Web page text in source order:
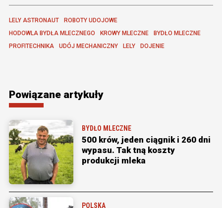
LELY ASTRONAUT
ROBOTY UDOJOWE
HODOWLA BYDŁA MLECZNEGO
KROWY MLECZNE
BYDŁO MLECZNE
PROFITECHNIKA
UDÓJ MECHANICZNY LELY DOJENIE
Powiązane artykuły
BYDŁO MLECZNE
500 krów, jeden ciągnik i 260 dni
wypasu. Tak tną koszty
produkcji mleka
POLSKA